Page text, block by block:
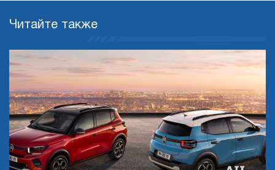
Читайте также